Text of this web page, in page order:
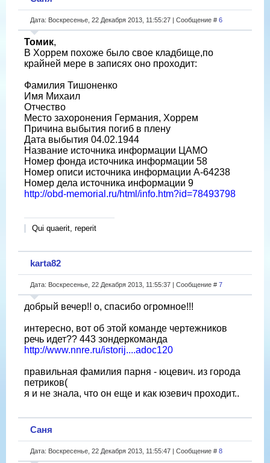
Дата: Воскресенье, 22 Декабря 2013, 11:55:27 | Сообщение # 6
Томик,
В Хоррем похоже было свое кладбище,по
крайней мере в записях оно проходит:
Фамилия Тишоненко
Имя Михаил
Отчество
Место захоронения Германия, Хоррем
Причина выбытия погиб в плену
Дата выбытия 04.02.1944
Название источника информации ЦАМО
Номер фонда источника информации 58
Номер описи источника информации A-64238
Номер дела источника информации 9
http://obd-memorial.ru/html/info.htm?id=78493798
Qui quaerit, reperit
karta82
Дата: Воскресенье, 22 Декабря 2013, 11:55:37 | Сообщение # 7
добрый вечер!! о, спасибо огромное!!!
интересно, вот об этой команде чертежников
речь идет?? 443 зондеркоманда
http://www.nnre.ru/istorij....adoc120
правильная фамилия парня - юцевич. из города
петриков(
я и не знала, что он еще и как юзевич проходит..
Саня
Дата: Воскресенье, 22 Декабря 2013, 11:55:47 | Сообщение # 8